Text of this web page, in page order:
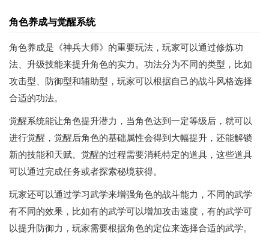
角色养成与觉醒系统
角色养成是《神兵大师》的重要玩法，玩家可以通过修炼功
法、升级技能来提升角色的实力。功法分为不同的类型，比如
攻击型、防御型和辅助型，玩家可以根据自己的战斗风格选择
合适的功法。
觉醒系统能让角色提升潜力，当角色达到一定等级后，就可以
进行觉醒，觉醒后角色的基础属性会得到大幅提升，还能解锁
新的技能和天赋。觉醒的过程需要消耗特定的道具，这些道具
可以通过完成任务或者探索秘境获得。
玩家还可以通过学习武学来增强角色的战斗能力，不同的武学
有不同的效果，比如有的武学可以增加攻击速度，有的武学可
以提升防御力，玩家需要根据角色的定位来选择合适的武学。